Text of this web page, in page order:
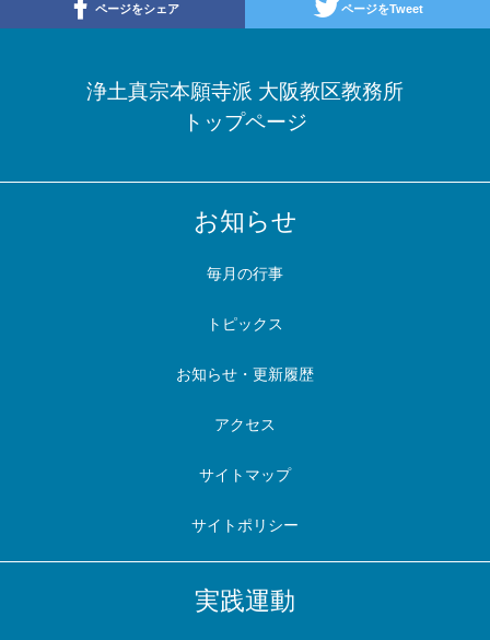
ページをシェア ページをTweet
浄土真宗本願寺派 大阪教区教務所
トップページ
お知らせ
毎月の行事
トピックス
お知らせ・更新履歴
アクセス
サイトマップ
サイトポリシー
実践運動